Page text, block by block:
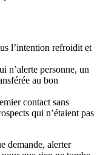
l’intention refroidit et
n’alerte personne, un
au bon
contact sans
qui n’étaient pas
demande, alerter